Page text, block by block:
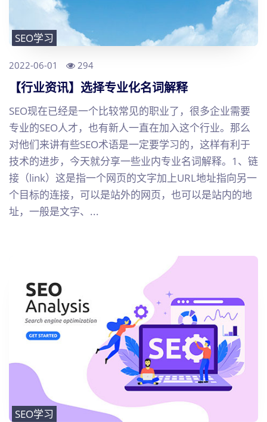
SEO学习
2022-06-01 294
【行业资讯】选择专业化名词解释
SEO现在已经是一个比较常见的职业了，很多企业需要
专业的SEO人才，也有新人一直在加入这个行业。那么
对他们来讲有些SEO术语是一定要学习的，这样有利于
技术的进步，今天就分享一些业内专业名词解释。1、链
接（link）这是指一个网页的文字加上URL地址指向另一
个目标的连接，可以是站外的网页，也可以是站内的地
址，一般是文字、...
SEO学习